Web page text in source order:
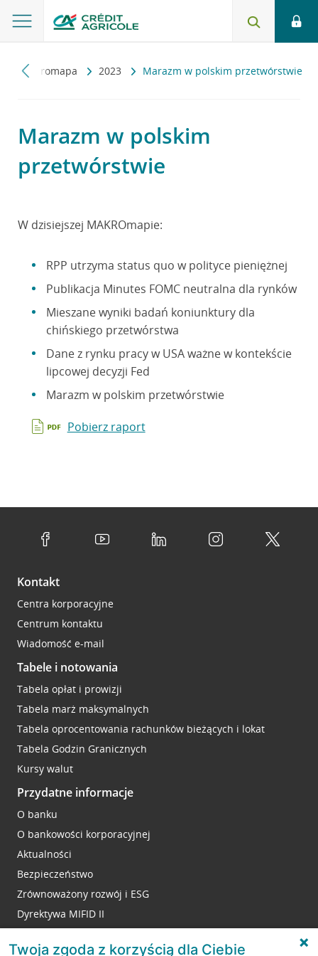
Makromapa 2023 Marazm w polskim przetwórstwie
Marazm w polskim
przetwórstwie
W dzisiejszej MAKROmapie:
RPP utrzyma status quo w polityce pieniężnej
Publikacja Minutes FOMC neutralna dla rynków
Mieszane wyniki badań koniunktury dla
chińskiego przetwórstwa
Dane z rynku pracy w USA ważne w kontekście
lipcowej decyzji Fed
Marazm w polskim przetwórstwie
Pobierz raport
Kontakt
Centra korporacyjne
Centrum kontaktu
Wiadomość e-mail
Tabele i notowania
Tabela opłat i prowizji
Tabela marż maksymalnych
Tabela oprocentowania rachunków bieżących i lokat
Tabela Godzin Granicznych
Kursy walut
Przydatne informacje
O banku
O bankowości korporacyjnej
Aktualności
Bezpieczeństwo
Zrównoważony rozwój i ESG
Dyrektywa MIFID II
Twoja zgoda z korzyścią dla Ciebie